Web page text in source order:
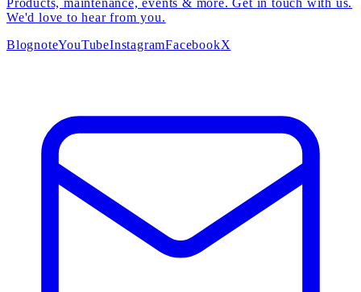
We'd love to hear from you.
BlognoteYouTubeInstagramFacebookX